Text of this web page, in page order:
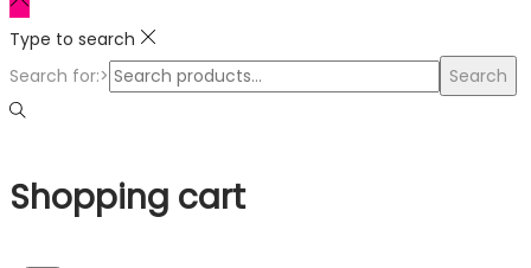
Type to search
Search for:>
Search
Shopping cart